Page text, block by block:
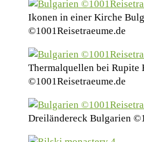
Ikonen in einer Kirche
©1001Reisetraeume.de
Thermalquellen bei Rupite
©1001Reisetraeume.de
Dreiländereck Bulgarien